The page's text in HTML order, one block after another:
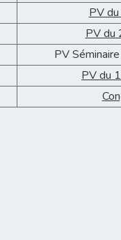
PV
PV du
PV
PV du